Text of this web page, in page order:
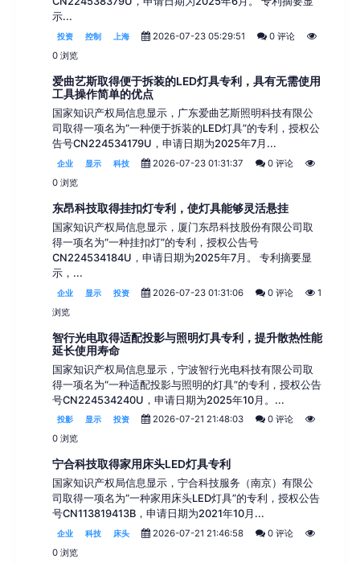
示...
投资 控制 上海 2026-07-23 05:29:51
0 评论
0 浏览
爱曲艺斯取得便于拆装的LED灯具专利，具有无需使用
工具操作简单的优点
国家知识产权局信息显示，广东爱曲艺斯照明科技有限公
司取得一项名为“一种便于拆装的LED灯具”的专利，授权公
告号CN224534179U，申请日期为2025年7月...
企业 显示 科技 2026-07-23 01:31:37
0 评论
0 浏览
东昂科技取得挂扣灯专利，使灯具能够灵活悬挂
国家知识产权局信息显示，厦门东昂科技股份有限公司取
得一项名为“一种挂扣灯”的专利，授权公告号
CN224534184U，申请日期为2025年7月。 专利摘要显
示，...
企业 显示 投资 2026-07-23 01:31:06 0 评论
1
浏览
智行光电取得适配投影与照明灯具专利，提升散热性能
延长使用寿命
国家知识产权局信息显示，宁波智行光电科技有限公司取
得一项名为“一种适配投影与照明的灯具”的专利，授权公告
号CN224534240U，申请日期为2025年10月。...
投影 显示 投资 2026-07-21 21:48:03
0 评论
0 浏览
宁合科技取得家用床头LED灯具专利
国家知识产权局信息显示，宁合科技服务（南京）有限公
司取得一项名为“一种家用床头LED灯具”的专利，授权公告
号CN113819413B，申请日期为2021年10月...
企业 科技 床头 2026-07-21 21:46:58
0 评论
0 浏览